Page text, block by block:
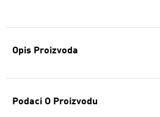
Opis Proizvoda
Podaci O Proizvodu